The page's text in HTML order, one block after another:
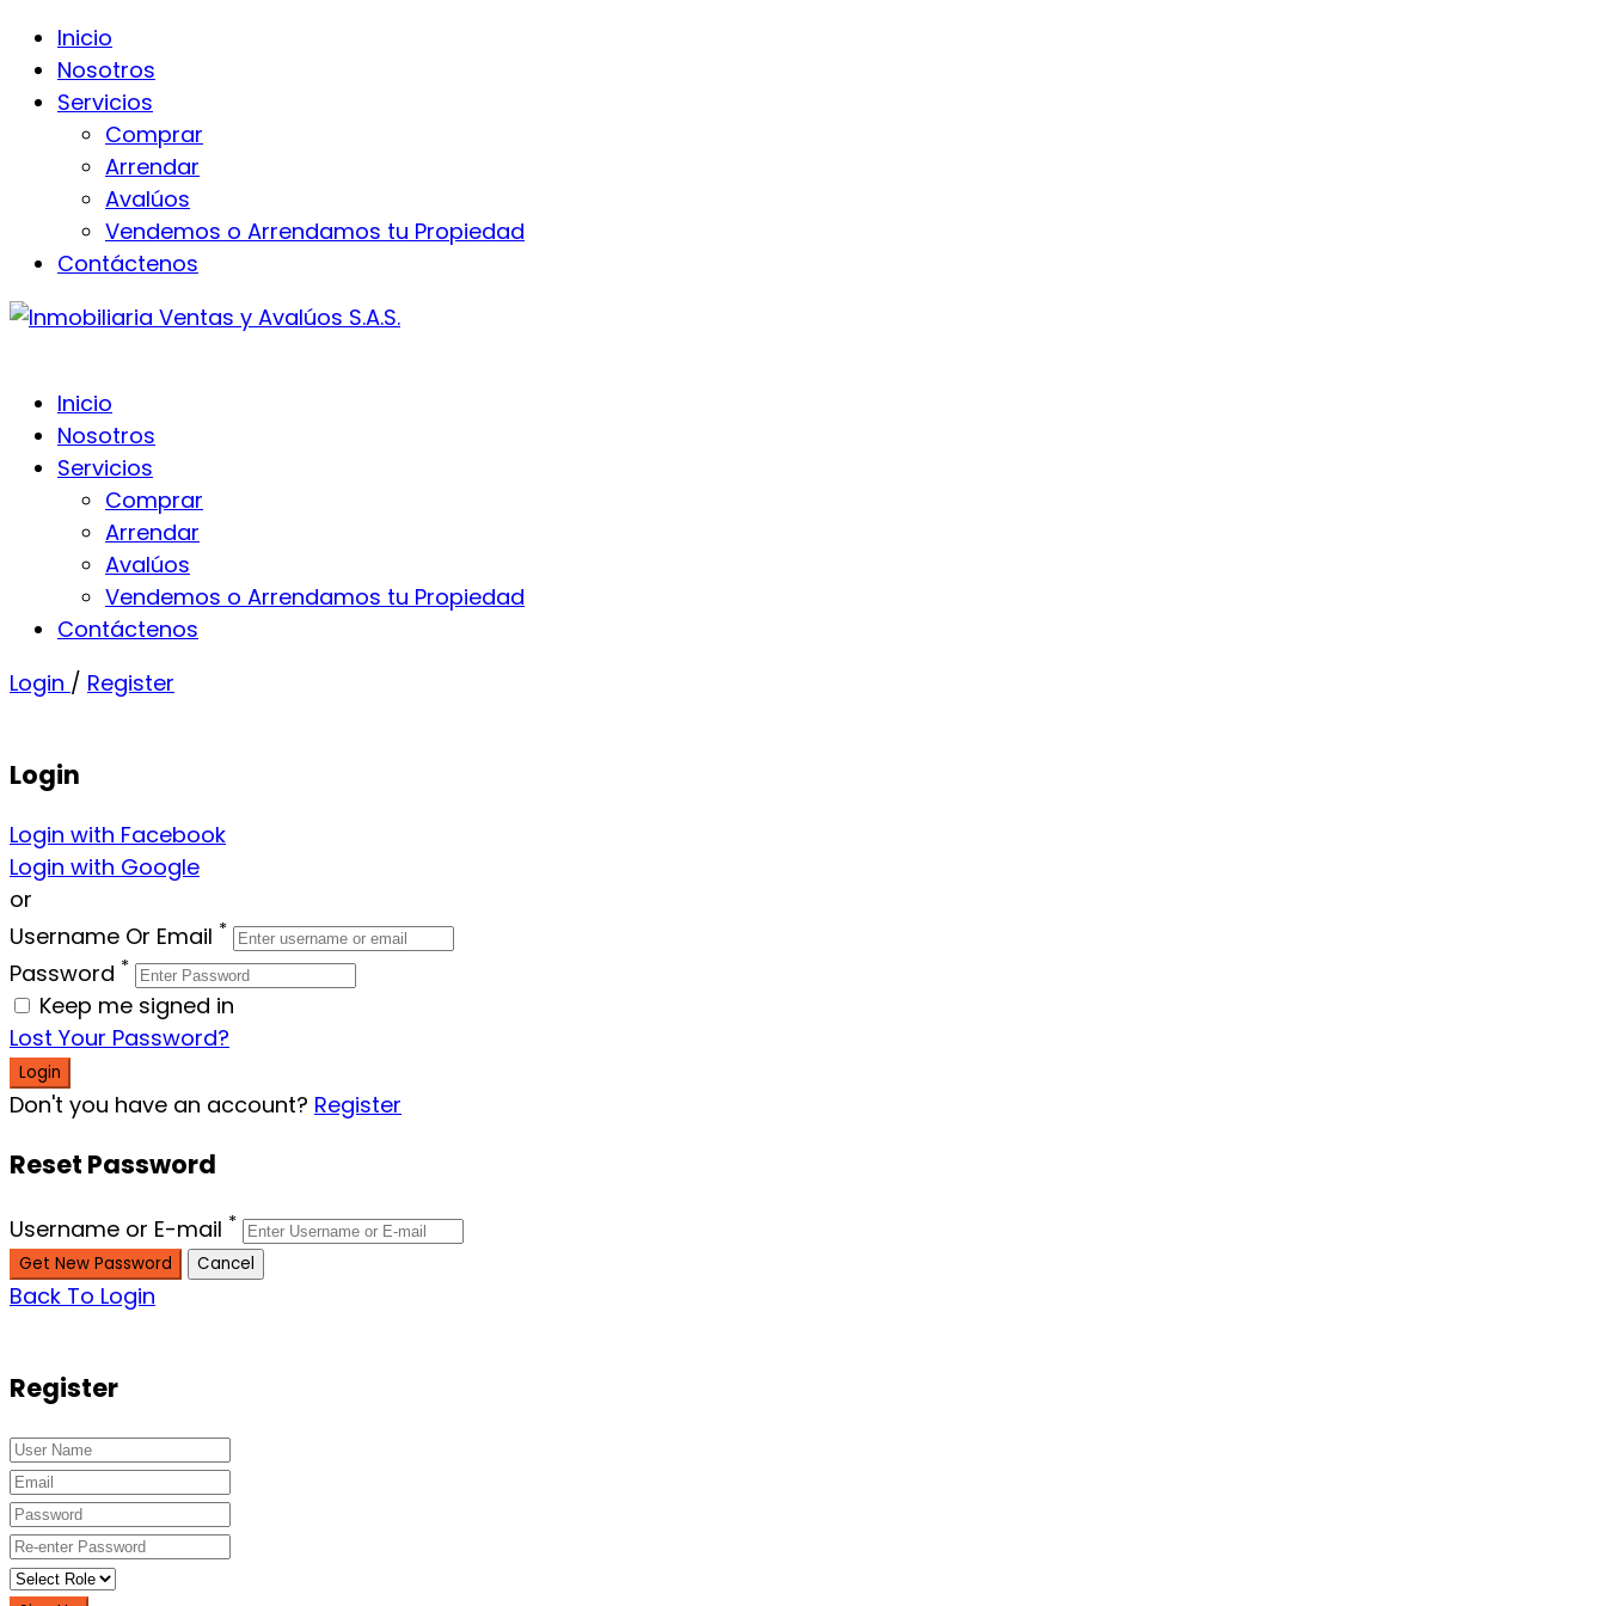
Inicio
Nosotros
Servicios
Comprar
Arrendar
Avalúos
Vendemos o Arrendamos tu Propiedad
Contáctenos
Inicio
Nosotros
Servicios
Comprar
Arrendar
Avalúos
Vendemos o Arrendamos tu Propiedad
Contáctenos
Login / Register
Login
Login with Facebook
Login with Google
or
Username Or Email *
Password *
Keep me signed in
Lost Your Password?
Don't you have an account? Register
Reset Password
Username or E-mail *
Back To Login
Register